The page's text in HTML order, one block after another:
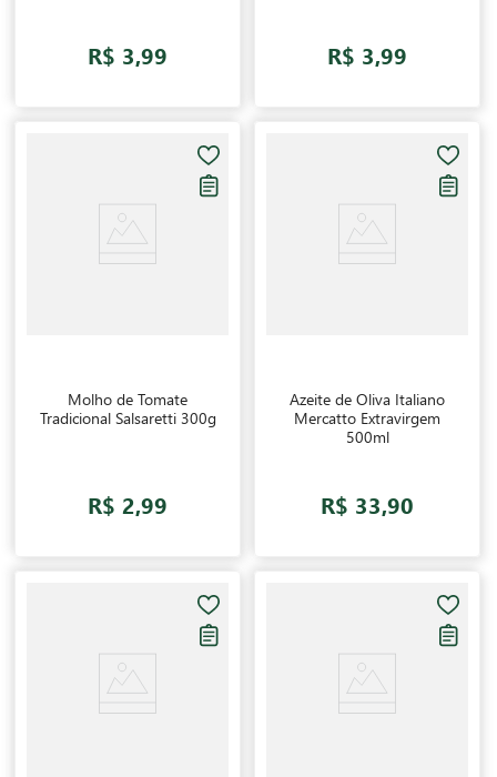
R$ 3,99 R$ 3,99
Molho de Tomate
Tradicional Salsaretti 300g
R$ 2,99
Azeite de Oliva Italiano
Mercatto Extravirgem
500ml
R$ 33,90